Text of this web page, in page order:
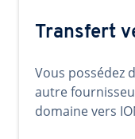
Transfert
Vous possédez
autre
domaine vers